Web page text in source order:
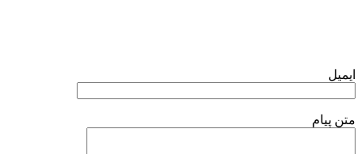
ایمیل
متن پیام